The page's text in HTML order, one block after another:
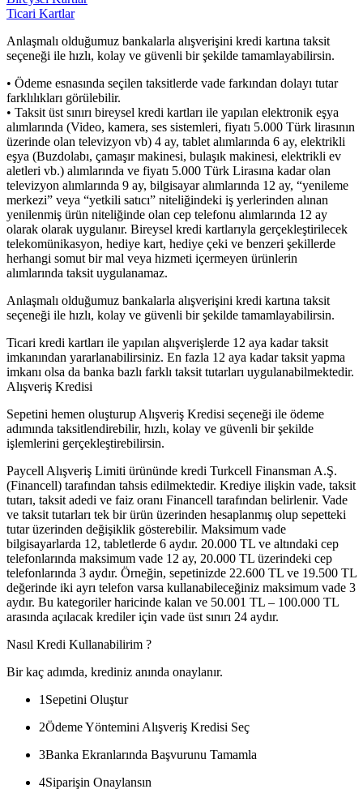
Ticari Kartlar
Anlaşmalı olduğumuz bankalarla alışverişini kredi kartına taksit
seçeneği ile hızlı, kolay ve güvenli bir şekilde tamamlayabilirsin.
• Ödeme esnasında seçilen taksitlerde vade farkından dolayı tutar
farklılıkları görülebilir.
• Taksit üst sınırı bireysel kredi kartları ile yapılan elektronik eşya
alımlarında (Video, kamera, ses sistemleri, fiyatı 5.000 Türk lirasının
üzerinde olan televizyon vb) 4 ay, tablet alımlarında 6 ay, elektrikli
eşya (Buzdolabı, çamaşır makinesi, bulaşık makinesi, elektrikli ev
aletleri vb.) alımlarında ve fiyatı 5.000 Türk Lirasına kadar olan
televizyon alımlarında 9 ay, bilgisayar alımlarında 12 ay, “yenileme
merkezi” veya “yetkili satıcı” niteliğindeki iş yerlerinden alınan
yenilenmiş ürün niteliğinde olan cep telefonu alımlarında 12 ay
olarak olarak uygulanır. Bireysel kredi kartlarıyla gerçekleştirilecek
telekomünikasyon, hediye kart, hediye çeki ve benzeri şekillerde
herhangi somut bir mal veya hizmeti içermeyen ürünlerin
alımlarında taksit uygulanamaz.
Anlaşmalı olduğumuz bankalarla alışverişini kredi kartına taksit
seçeneği ile hızlı, kolay ve güvenli bir şekilde tamamlayabilirsin.
Ticari kredi kartları ile yapılan alışverişlerde 12 aya kadar taksit
imkanından yararlanabilirsiniz. En fazla 12 aya kadar taksit yapma
imkanı olsa da banka bazlı farklı taksit tutarları uygulanabilmektedir.
Alışveriş Kredisi
Sepetini hemen oluşturup Alışveriş Kredisi seçeneği ile ödeme
adımında taksitlendirebilir, hızlı, kolay ve güvenli bir şekilde
işlemlerini gerçekleştirebilirsin.
Paycell Alışveriş Limiti ürününde kredi Turkcell Finansman A.Ş.
(Financell) tarafından tahsis edilmektedir. Krediye ilişkin vade, taksit
tutarı, taksit adedi ve faiz oranı Financell tarafından belirlenir. Vade
ve taksit tutarları tek bir ürün üzerinden hesaplanmış olup sepetteki
tutar üzerinden değişiklik gösterebilir. Maksimum vade
bilgisayarlarda 12, tabletlerde 6 aydır. 20.000 TL ve altındaki cep
telefonlarında maksimum vade 12 ay, 20.000 TL üzerindeki cep
telefonlarında 3 aydır. Örneğin, sepetinizde 22.600 TL ve 19.500 TL
değerinde iki ayrı telefon varsa kullanabileceğiniz maksimum vade 3
aydır. Bu kategoriler haricinde kalan ve 50.001 TL – 100.000 TL
arasında açılacak krediler için vade üst sınırı 24 aydır.
Nasıl Kredi Kullanabilirim ?
Bir kaç adımda, krediniz anında onaylanır.
1Sepetini Oluştur
2Ödeme Yöntemini Alışveriş Kredisi Seç
3Banka Ekranlarında Başvurunu Tamamla
4Siparişin Onaylansın